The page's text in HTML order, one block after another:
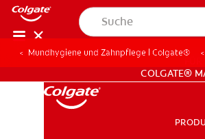
COLGATE®
Mundhygiene und Zahnpflege | Colgate®